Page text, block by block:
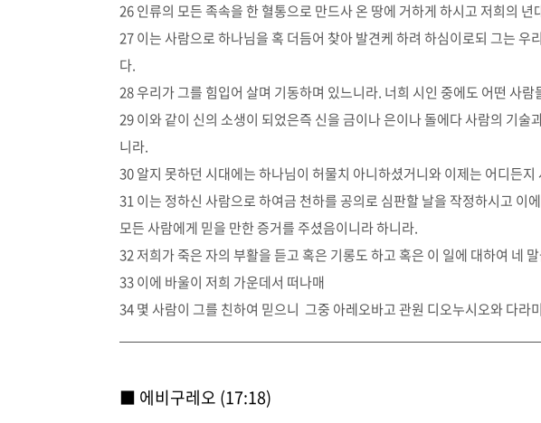
26 인류의 모든 족속을 한 혈통으로 만드사 온 땅에 거하게 하시고 저희의
27 이는 사람으로 하나님을 혹 더듬어 찾아 발견케 하려 하심이로되 그는 우
다.
28 우리가 그를 힘입어 살며 기동하며 있느니라. 너희 시인 중에도 어떤 사
29 이와 같이 신의 소생이 되었은즉 신을 금이나 은이나 돌에다 사람의 기술
니라.
30 알지 못하던 시대에는 하나님이 허물치 아니하셨거니와 이제는 어디든
31 이는 정하신 사람으로 하여금 천하를 공의로 심판할 날을 작정하시고 이
모든 사람에게 믿을 만한 증거를 주셨음이니라 하니라.
32 저희가 죽은 자의 부활을 듣고 혹은 기롱도 하고 혹은 이 일에 대하여 네
33 이에 바울이 저희 가운데서 떠나매
34 몇 사람이 그를 친하여 믿으니 그중 아레오바고 관원 디오누시오와 다라
■ 에비구레오 (17:18)